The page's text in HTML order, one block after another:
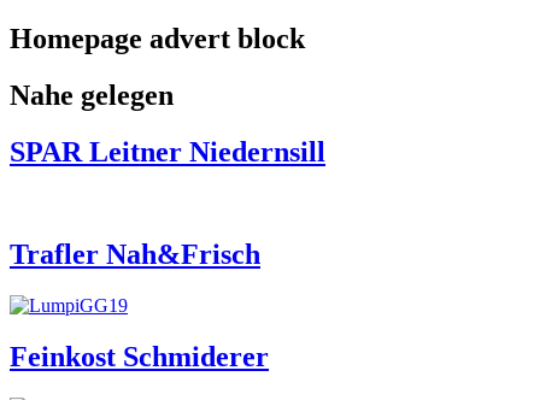
Homepage advert block
Nahe gelegen
SPAR Leitner Niedernsill
Trafler Nah&Frisch
Feinkost Schmiderer